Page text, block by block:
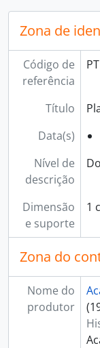
Zona de
Código de
referência
Título
Data(s)
Nível de
descrição
Dimensão
e suporte
1
Zona do
Nome do
produtor